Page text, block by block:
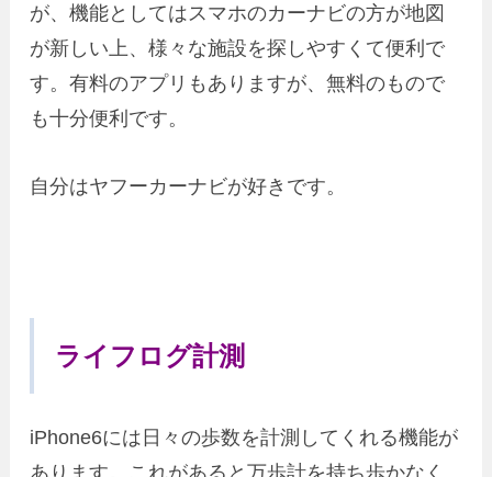
が、機能としてはスマホのカーナビの方が地図
が新しい上、様々な施設を探しやすくて便利で
す。有料のアプリもありますが、無料のもので
も十分便利です。
自分はヤフーカーナビが好きです。
ライフログ計測
iPhone6には日々の歩数を計測してくれる機能が
あります。これがあると万歩計を持ち歩かなく